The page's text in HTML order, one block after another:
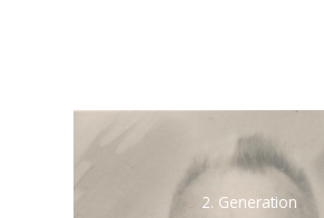
2. Generation